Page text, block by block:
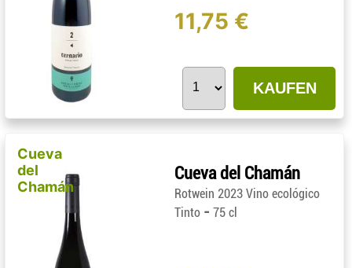
11,75 €
KAUFEN
Cueva
del
Chamán
Cueva del Chamán
Rotwein 2023 Vino ecológico
Tinto - 75 cl